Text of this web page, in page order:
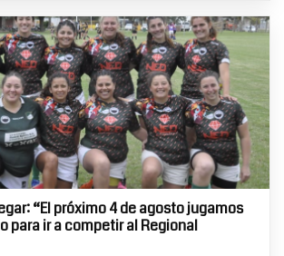
“El próximo 4 de agosto jugamos
para ir a competir al Regional